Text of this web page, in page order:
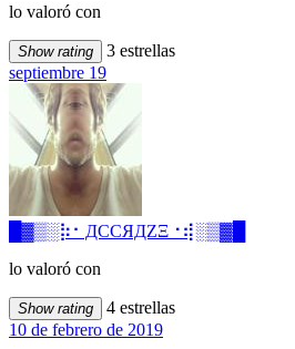
lo valoró con
Show rating
3 estrellas
septiembre 19
█▓▒­░⡷⠂ДCCЯДZΞ⠐⢾░▒▓█
lo valoró con
Show rating
4 estrellas
10 de febrero de 2019